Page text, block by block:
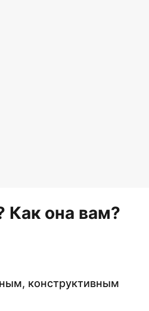
Как она вам?
конструктивным